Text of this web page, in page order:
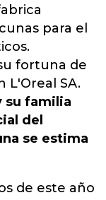
para el
fortuna de
L'Oreal SA.
su familia
del
se estima
de este año